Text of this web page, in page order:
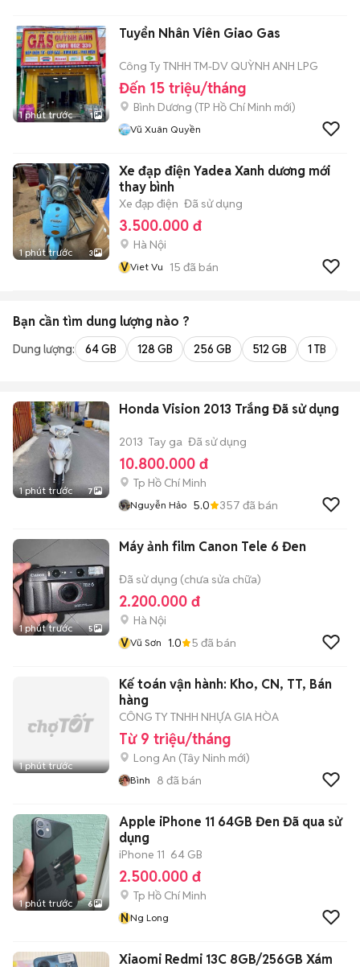
1 phút trước 1
Tuyển Nhân Viên Giao Gas
Công Ty TNHH TM-DV QUỲNH ANH LPG
Đến 15 triệu/tháng
Bình Dương (TP Hồ Chí Minh mới)
Vũ Xuân Quyền
1 phút trước 3
Xe đạp điện Yadea Xanh dương mới
thay bình
Xe đạp điện Đã sử dụng
3.500.000 đ
Hà Nội
VViet Vu 15 đã bán
Bạn cần tìm dung lượng nào ?
Dung lượng: 64 GB 128 GB 256 GB 512 GB 1 TB
1 phút trước 7
Honda Vision 2013 Trắng Đã sử dụng
2013 Tay ga Đã sử dụng
10.800.000 đ
Tp Hồ Chí Minh
Nguyễn Hảo 5.0 357 đã bán
1 phút trước 5
Máy ảnh film Canon Tele 6 Đen
Đã sử dụng (chưa sửa chữa)
2.200.000 đ
Hà Nội
VVũ Sơn 1.0 5 đã bán
1 phút trước
Kế toán vận hành: Kho, CN, TT, Bán
hàng
CÔNG TY TNHH NHỰA GIA HÒA
Từ 9 triệu/tháng
Long An (Tây Ninh mới)
Bình 8 đã bán
1 phút trước 6
Apple iPhone 11 64GB Đen Đã qua sử
dụng
iPhone 11 64 GB
2.500.000 đ
Tp Hồ Chí Minh
NNg Long
Xiaomi Redmi 13C 8GB/256GB Xám